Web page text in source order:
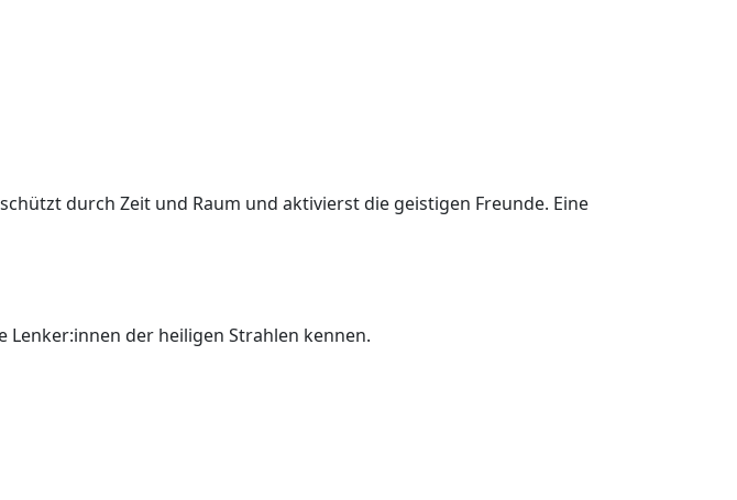
durch Zeit und Raum und aktivierst die geistigen Freunde. Eine
Lenker:innen der heiligen Strahlen kennen.